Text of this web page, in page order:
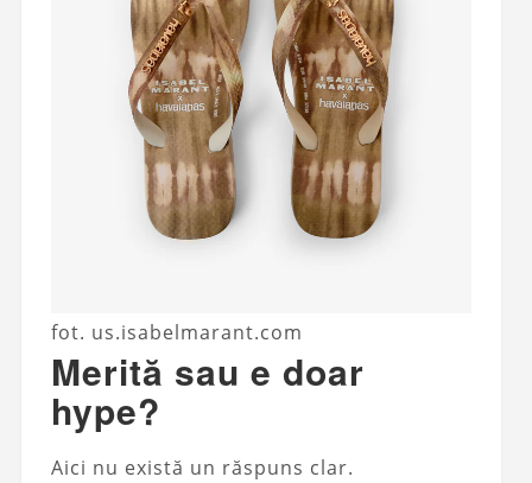
fot. us.isabelmarant.com
Merită sau e doar
hype?
Aici nu există un răspuns clar.